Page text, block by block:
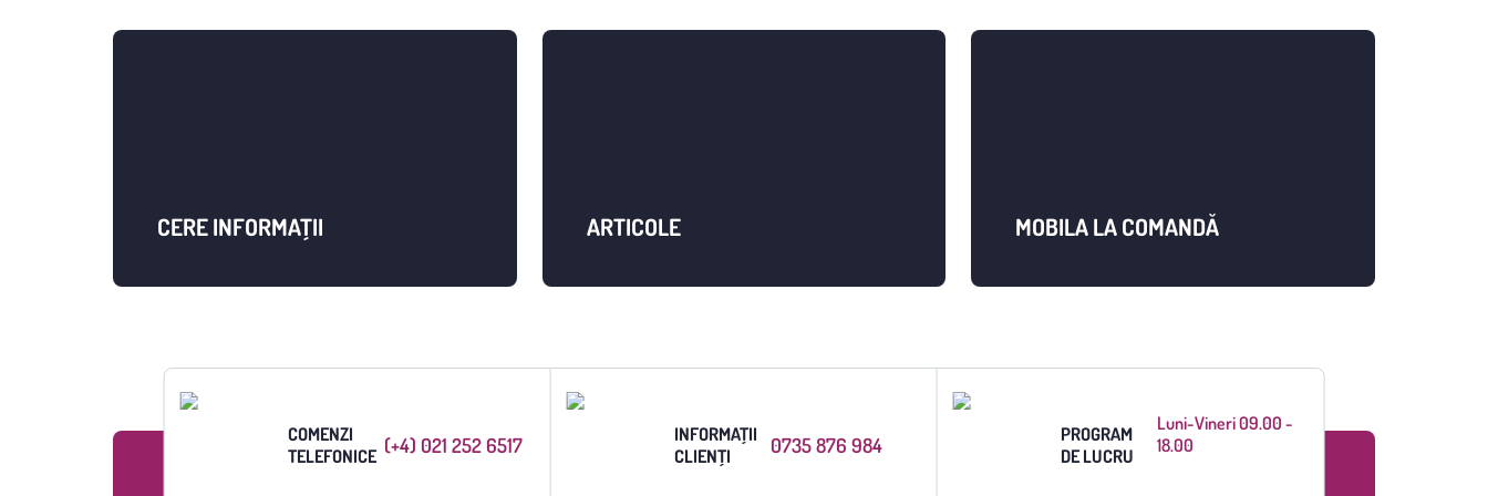
CERE INFORMAȚII ARTICOLE MOBILA LA COMANDĂ
COMENZI
TELEFONICE (+4) 021 252 6517
INFORMAȚII
CLIENȚI
0735 876 984
PROGRAM
DE LUCRU
Luni-Vineri 09.00 -
18.00